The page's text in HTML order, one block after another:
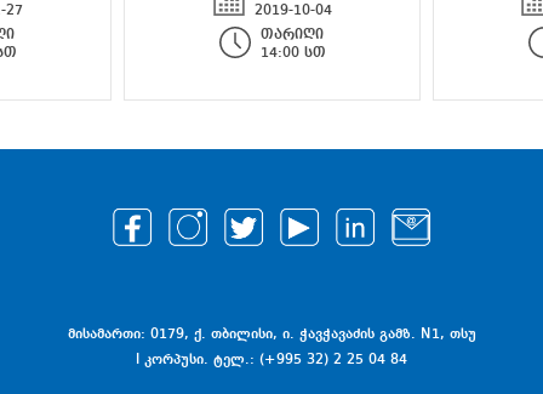
27
2019-10-04
თარიღი
14:00 სთ
მისამართი: 0179, ქ. თბილისი, ი. ჭავჭავაძის გამზ. N1, თსუ
I კორპუსი. ტელ.: (+995 32) 2 25 04 84